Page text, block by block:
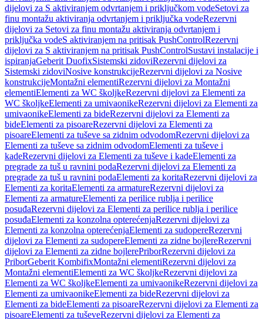
dijelovi za S aktiviranjem odvrtanjem i priključkom vodeSetovi za
finu montažu aktiviranja odvrtanjem i priključka vodeRezervni
dijelovi za Setovi za finu montažu aktiviranja odvrtanjem i
priključka vodeS aktiviranjem na pritisak PushControlRezervni
dijelovi za S aktiviranjem na pritisak PushControlSustavi instalacije i
ispiranjaGeberit DuofixSistemski zidoviRezervni dijelovi za
Sistemski zidoviNosive konstrukcijeRezervni dijelovi za Nosive
konstrukcijeMontažni elementiRezervni dijelovi za Montažni
elementiElementi za WC školjkeRezervni dijelovi za Elementi za
WC školjkeElementi za umivaonikeRezervni dijelovi za Elementi za
umivaonikeElementi za bideRezervni dijelovi za Elementi za
bideElementi za pisoareRezervni dijelovi za Elementi za
pisoareElementi za tuševe sa zidnim odvodomRezervni dijelovi za
Elementi za tuševe sa zidnim odvodomElementi za tuševe i
kadeRezervni dijelovi za Elementi za tuševe i kadeElementi za
pregrade za tuš u ravnini podaRezervni dijelovi za Elementi za
pregrade za tuš u ravnini podaElementi za koritaRezervni dijelovi za
Elementi za koritaElementi za armatureRezervni dijelovi za
Elementi za armatureElementi za perilice rublja i perilice
posuđaRezervni dijelovi za Elementi za perilice rublja i perilice
posuđaElementi za konzolna opterećenjaRezervni dijelovi za
Elementi za konzolna opterećenjaElementi za sudopereRezervni
dijelovi za Elementi za sudopereElementi za zidne bojlereRezervni
dijelovi za Elementi za zidne bojlerePriborRezervni dijelovi za
PriborGeberit KombifixMontažni elementiRezervni dijelovi za
Montažni elementiElementi za WC školjkeRezervni dijelovi za
Elementi za WC školjkeElementi za umivaonikeRezervni dijelovi za
Elementi za umivaonikeElementi za bideRezervni dijelovi za
Elementi za bideElementi za pisoareRezervni dijelovi za Elementi za
pisoareElementi za tuševeRezervni dijelovi za Elementi za